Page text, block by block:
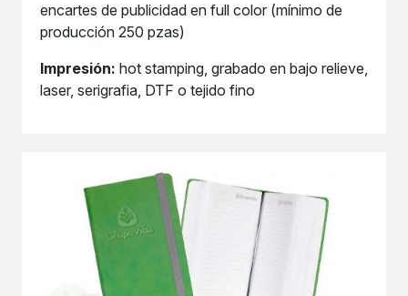
encartes de publicidad en full color (mínimo de
producción 250 pzas)
Impresión: hot stamping, grabado en bajo relieve,
laser, serigrafia, DTF o tejido fino